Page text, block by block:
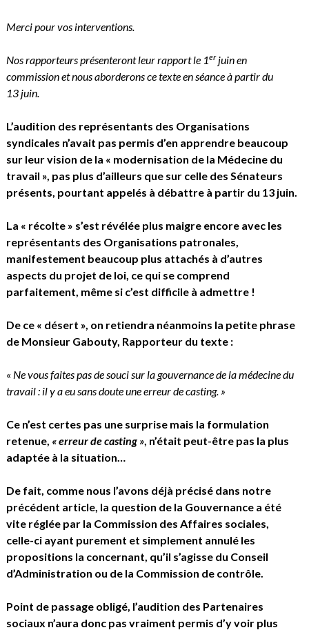
Merci pour vos interventions.
Nos rapporteurs présenteront leur rapport le 1erjuin en
commission et nous aborderons ce texte en séance à partir du
13 juin.
L’audition des représentants des Organisations
syndicales n’avait pas permis d’en apprendre beaucoup
sur leur vision de la « modernisation de la Médecine du
travail », pas plus d’ailleurs que sur celle des Sénateurs
présents, pourtant appelés à débattre à partir du 13 juin.
La « récolte » s’est révélée plus maigre encore avec les
représentants des Organisations patronales,
manifestement beaucoup plus attachés à d’autres
aspects du projet de loi, ce qui se comprend
parfaitement, même si c’est difficile à admettre !
De ce « désert », on retiendra néanmoins la petite phrase
de Monsieur Gabouty, Rapporteur du texte :
« Ne vous faites pas de souci sur la gouvernance de la médecine du
travail : il y a eu sans doute une erreur de casting. »
Ce n’est certes pas une surprise mais la formulation
retenue, « erreur de casting », n’était peut-être pas la plus
adaptée à la situation…
De fait, comme nous l’avons déjà précisé dans notre
précédent article, la question de la Gouvernance a été
vite réglée par la Commission des Affaires sociales,
celle-ci ayant purement et simplement annulé les
propositions la concernant, qu’il s’agisse du Conseil
d’Administration ou de la Commission de contrôle.
Point de passage obligé, l’audition des Partenaires
sociaux n’aura donc pas vraiment permis d’y voir plus